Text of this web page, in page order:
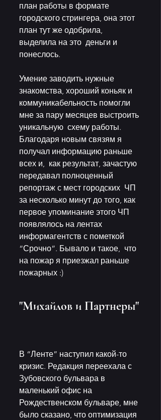
план работы в формате
городского стрингера, она этот
план тут же одобрила,
выделила на это  деньги и
понеслось.
Умение заводить нужные
знакомства, хороший коньяк и
коммуникабельность помогли
мне за пару месяцев выстроить
уникальную  схему работы.
Благодаря новым связям я
получал информацию раньше
всех и,  как результат, зачастую
передавал полноценный
репортаж с мест городских  ЧП
за несколько минут до того, как
первое упоминание этого ЧП
появлялось на лентах
информагентств с пометкой
“Срочно”. Бывало и такое,  что
на пожар я приезжал раньше
пожарных :)
"Михайлов и Партнеры"
В “Ленте” наступил какой-то
кризис. Редакция переехала с
Зубовского бульвара в
маленький офис на
Рождественском бульваре, мне
было сказано, что оптимизация